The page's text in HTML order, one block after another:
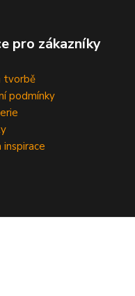
pro zákazníky
tvorbě
podmínky
inspirace